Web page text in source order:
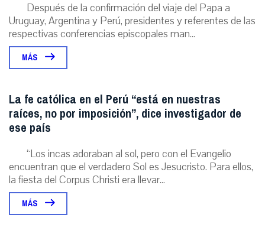
Después de la confirmación del viaje del Papa a
Uruguay, Argentina y Perú, presidentes y referentes de las
respectivas conferencias episcopales man...
MÁS
La fe católica en el Perú “está en nuestras
raíces, no por imposición”, dice investigador de
ese país
“Los incas adoraban al sol, pero con el Evangelio
encuentran que el verdadero Sol es Jesucristo. Para ellos,
la fiesta del Corpus Christi era llevar...
MÁS